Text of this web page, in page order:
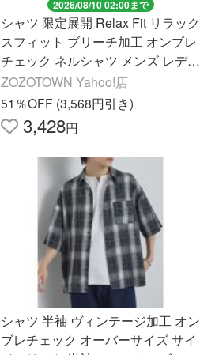
2026/08/10 02:00まで
シャツ 限定展開 Relax Fit リラック
スフィット ブリーチ加工 オンブレ
チェック ネルシャツ メンズ レディ
ース
ZOZOTOWN Yahoo!店
51％OFF (3,568円引き)
3,428円
シャツ 半袖 ヴィンテージ加工 オン
ブレチェック オーバーサイズ サイ